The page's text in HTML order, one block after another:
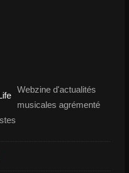
Webzine d'actualités
musicales agrémenté